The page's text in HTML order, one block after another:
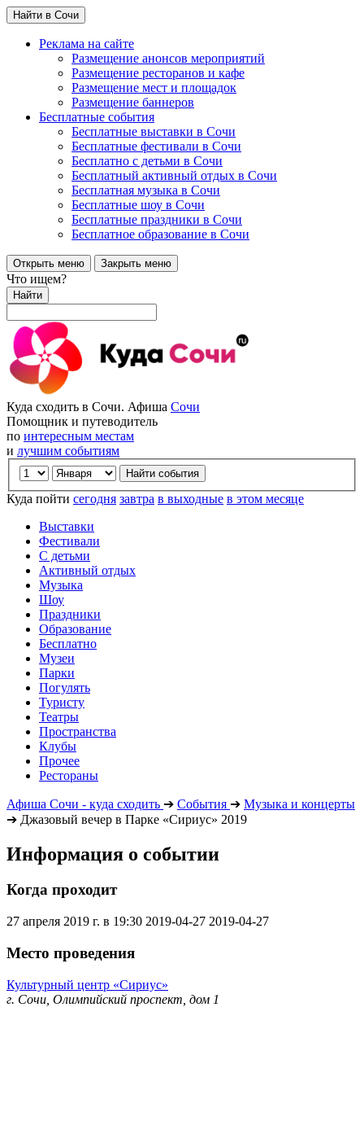
Найти в Сочи
Реклама на сайте
Размещение анонсов мероприятий
Размещение ресторанов и кафе
Размещение мест и площадок
Размещение баннеров
Бесплатные события
Бесплатные выставки в Сочи
Бесплатные фестивали в Сочи
Бесплатно с детьми в Сочи
Бесплатный активный отдых в Сочи
Бесплатная музыка в Сочи
Бесплатные шоу в Сочи
Бесплатные праздники в Сочи
Бесплатное образование в Сочи
Открыть меню Закрыть меню
Что ищем?
Найти
Куда сходить в Сочи. Афиша Сочи
Помощник и путеводитель
по интересным местам
и лучшим событиям
Куда пойти сегодня завтра в выходные в этом месяце
Выставки
Фестивали
С детьми
Активный отдых
Музыка
Шоу
Праздники
Образование
Бесплатно
Музеи
Парки
Погулять
Туристу
Театры
Пространства
Клубы
Прочее
Рестораны
Афиша Сочи - куда сходить ➔ События ➔ Музыка и концерты
➔ Джазовый вечер в Парке «Сириус» 2019
Информация о событии
Когда проходит
27 апреля 2019 г. в 19:30 2019-04-27 2019-04-27
Место проведения
Культурный центр «Сириус»
г. Сочи, Олимпийский проспект, дом 1